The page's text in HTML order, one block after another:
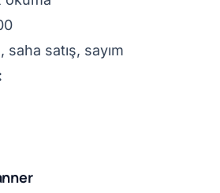
saha satış, sayım